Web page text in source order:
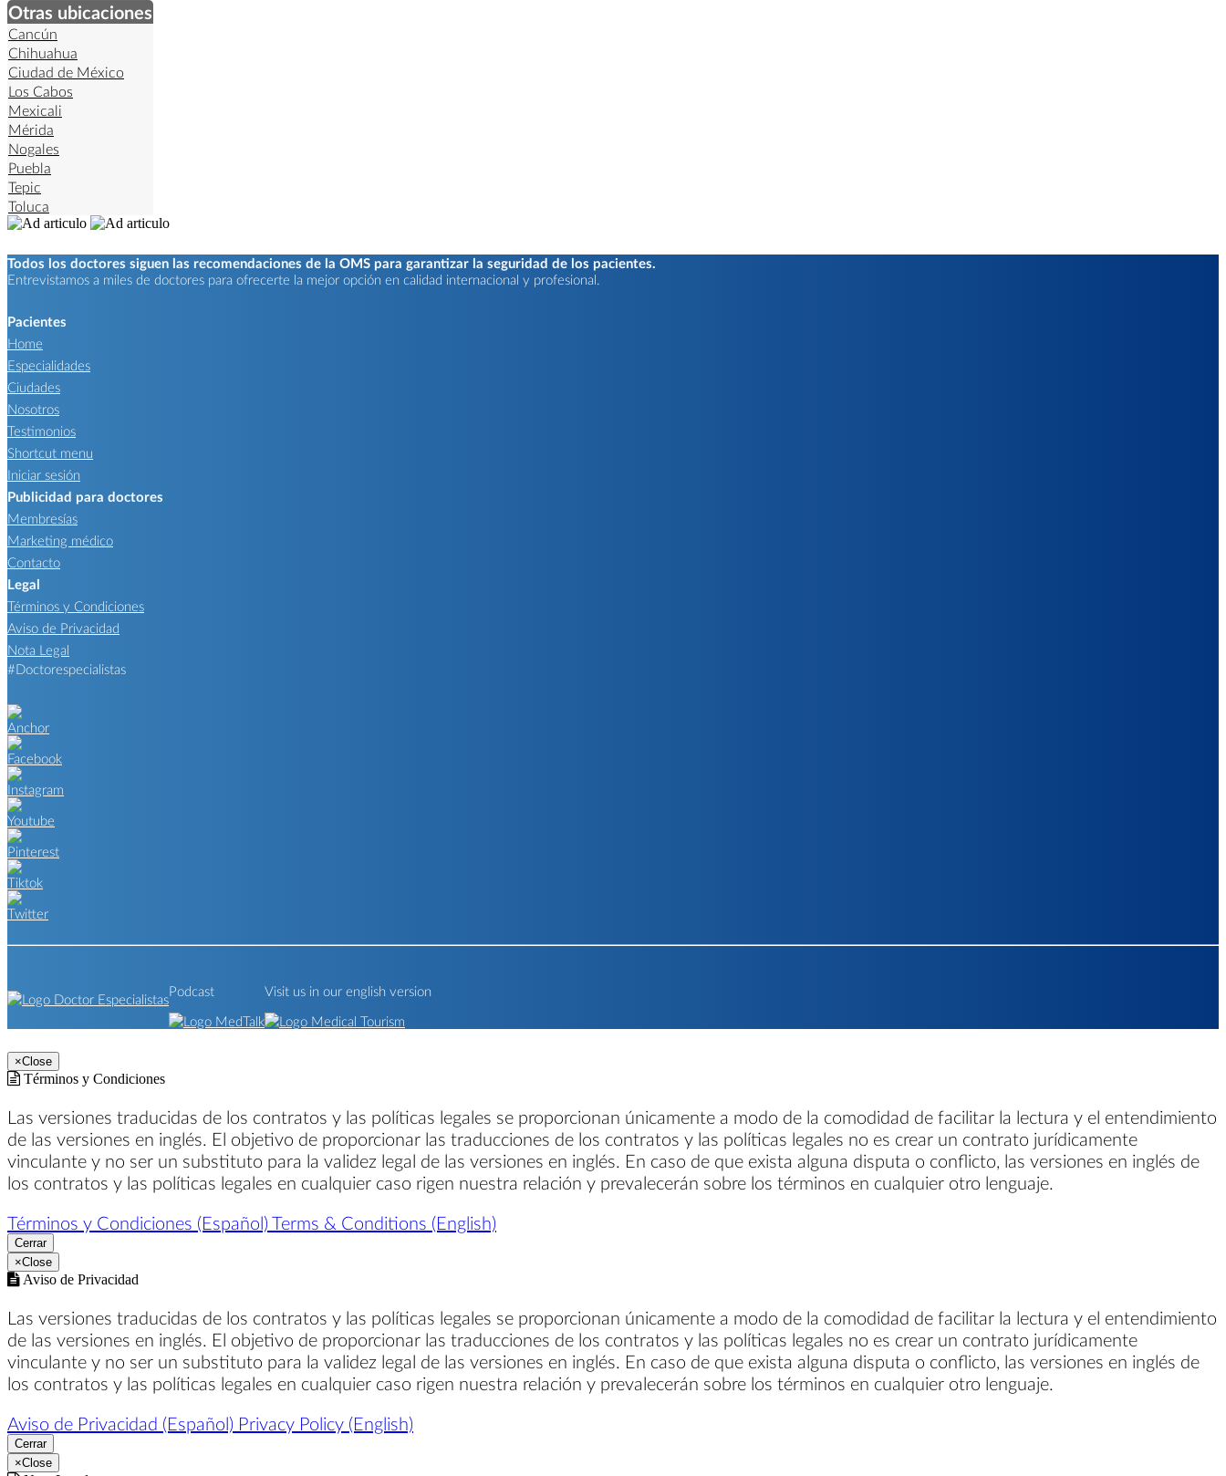
Otras ubicaciones
Cancún
Chihuahua
Ciudad de México
Los Cabos
Mexicali
Mérida
Nogales
Puebla
Tepic
Toluca
Todos los doctores siguen las recomendaciones de la OMS para garantizar la seguridad de los pacientes.
Entrevistamos a miles de doctores para ofrecerte la mejor opción en calidad internacional y profesional.
Pacientes
Home
Especialidades
Ciudades
Nosotros
Testimonios
Shortcut menu
Iniciar sesión
Publicidad para doctores
Membresías
Marketing médico
Contacto
Legal
Términos y Condiciones
Aviso de Privacidad
Nota Legal
#Doctorespecialistas
Podcast Visit us in our english version
×Close
Términos y Condiciones
Las versiones traducidas de los contratos y las políticas legales se proporcionan únicamente a modo de la comodidad de facilitar la lectura y el entendimiento
de las versiones en inglés. El objetivo de proporcionar las traducciones de los contratos y las políticas legales no es crear un contrato jurídicamente
vinculante y no ser un substituto para la validez legal de las versiones en inglés. En caso de que exista alguna disputa o conflicto, las versiones en inglés de
los contratos y las políticas legales en cualquier caso rigen nuestra relación y prevalecerán sobre los términos en cualquier otro lenguaje.
Términos y Condiciones (Español) Terms & Conditions (English)
Cerrar
×Close
Aviso de Privacidad
Las versiones traducidas de los contratos y las políticas legales se proporcionan únicamente a modo de la comodidad de facilitar la lectura y el entendimiento
de las versiones en inglés. El objetivo de proporcionar las traducciones de los contratos y las políticas legales no es crear un contrato jurídicamente
vinculante y no ser un substituto para la validez legal de las versiones en inglés. En caso de que exista alguna disputa o conflicto, las versiones en inglés de
los contratos y las políticas legales en cualquier caso rigen nuestra relación y prevalecerán sobre los términos en cualquier otro lenguaje.
Aviso de Privacidad (Español) Privacy Policy (English)
Cerrar
×Close